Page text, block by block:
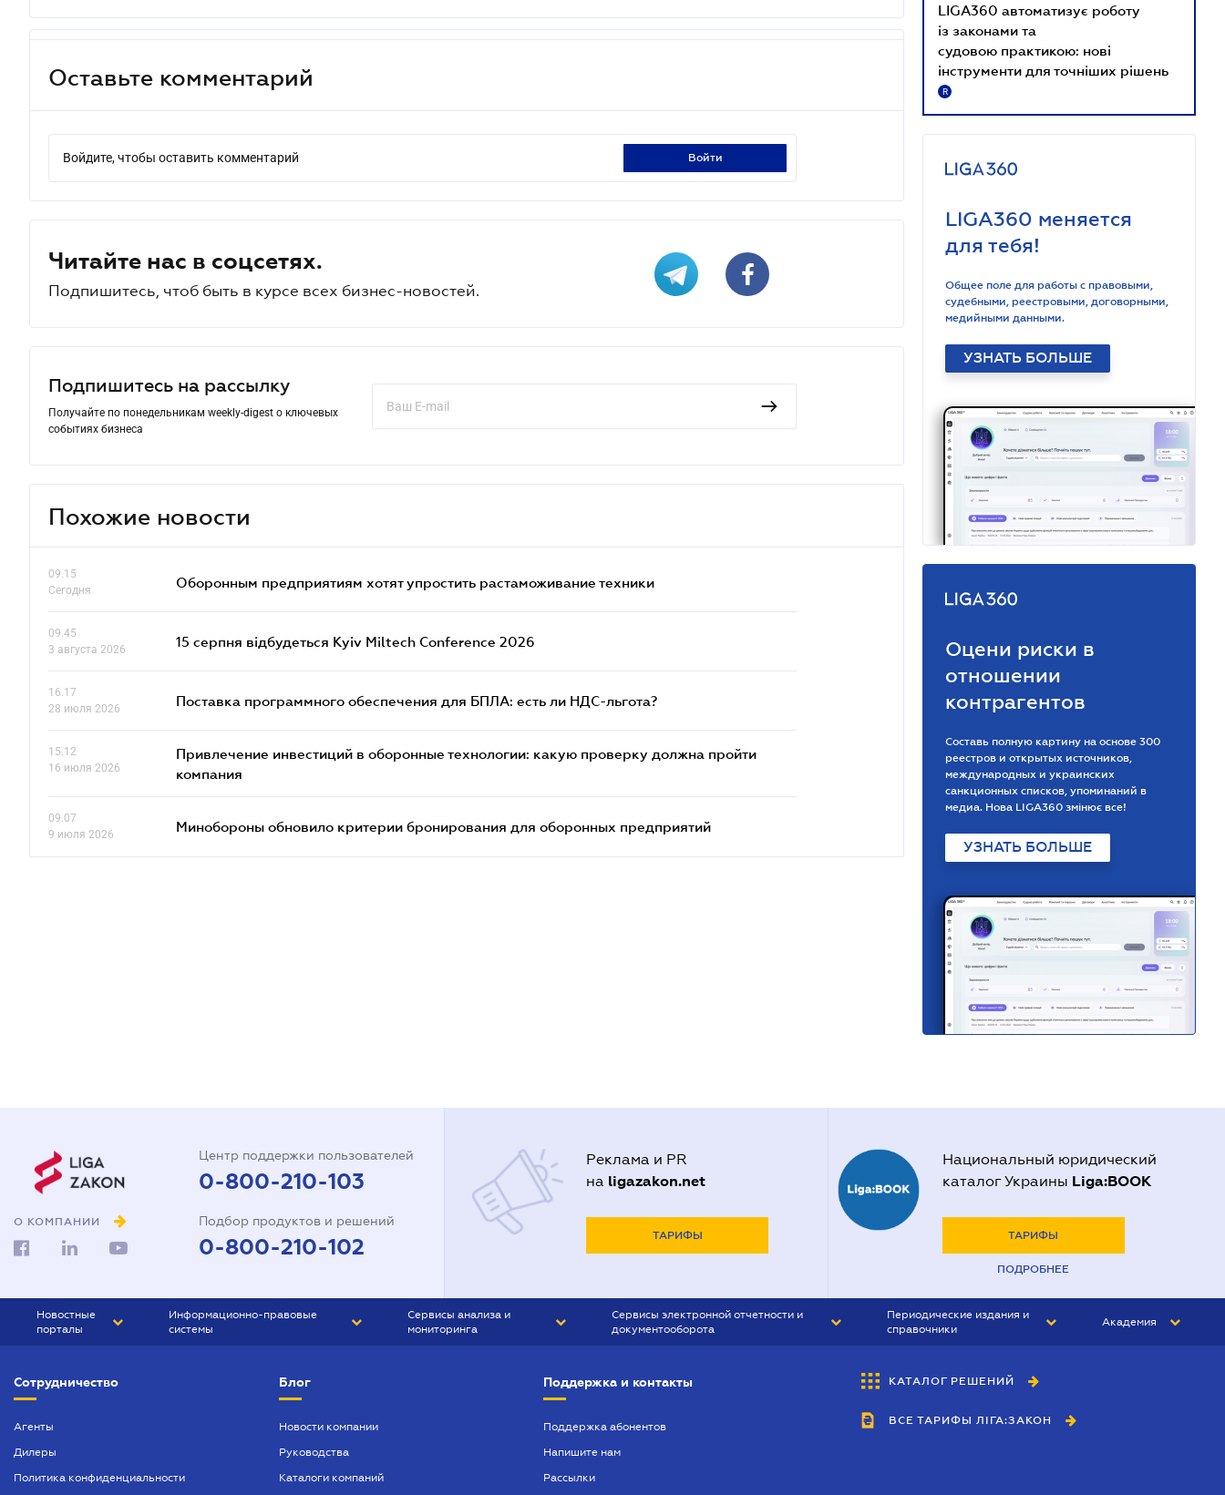
Оставьте комментарий
Войдите, чтобы оставить комментарий войти
Читайте нас в соцсетях.
Подпишитесь, чтоб быть в курсе всех бизнес-новостей.
Подпишитесь на рассылку
Получайте по понедельникам weekly-digest о ключевых
событиях бизнеса
Похожие новости
09.15
Сегодня
Оборонным предприятиям хотят упростить растаможивание техники
09.45
3 августа 2026
15 серпня відбудеться Kyiv Miltech Conference 2026
16.17
28 июля 2026
Поставка программного обеспечения для БПЛА: есть ли НДС-льгота?
15.12
16 июля 2026
Привлечение инвестиций в оборонные технологии: какую проверку должна пройти
компания
09.07
9 июля 2026
Минобороны обновило критерии бронирования для оборонных предприятий
LIGA360 автоматизує роботу
із законами та
судовою практикою: нові
інструменти для точніших рішень
R
LIGA360 меняется
для тебя!
Общее поле для работы с правовыми,
судебными, реестровыми, договорными,
медийными данными.
УЗНАТЬ БОЛЬШЕ
Оцени риски в
отношении
контрагентов
Составь полную картину на основе 300
реестров и открытых источников,
международных и украинских
санкционных списков, упоминаний в
медиа. Нова LIGA360 змінює все!
УЗНАТЬ БОЛЬШЕ
О КОМПАНИИ
Центр поддержки пользователей
0-800-210-103
Подбор продуктов и решений
0-800-210-102
Реклама и PR
на ligazakon.net
ТАРИФЫ
Национальный юридический
каталог Украины Liga:BOOK
ТАРИФЫ
ПОДРОБНЕЕ
Новостные
порталы
БИЗНЕС
Информационно-правовые
системы
БУХГАЛТЕР ПРОФ
ЮРИСТ ПРОФ
Сервисы анализа и
мониторинга
Сервисы электронной отчетности и
документооборота
Периодические издания и
справочники
БУХГАЛТЕР&ЗАКОН
ВЕСТНИК МСФО
Академия
Сотрудничество
Агенты
Дилеры
Политика конфиденциальности
Блог
Новости компании
Руководства
Каталоги компаний
Поддержка и контакты
Поддержка абонентов
Напишите нам
Рассылки
КАТАЛОГ РЕШЕНИЙ
ВСЕ ТАРИФЫ ЛІГА:ЗАКОН